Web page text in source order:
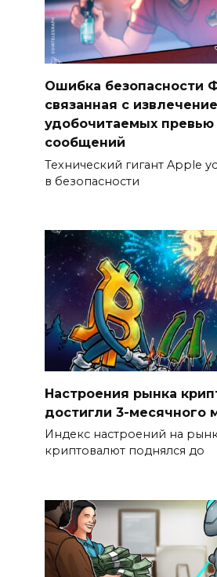
Ошибка безопасности
связанная с
удобочитаемых превью
сообщений
Технический гигант Apple
в безопасности
Настроения рынка
достигли 3-месячного
Индекс настроений на
криптовалют поднялся до